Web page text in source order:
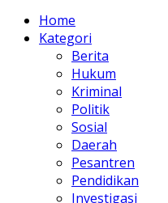
Home
Kategori
Berita
Hukum
Kriminal
Politik
Sosial
Daerah
Pesantren
Pendidikan
Investigasi